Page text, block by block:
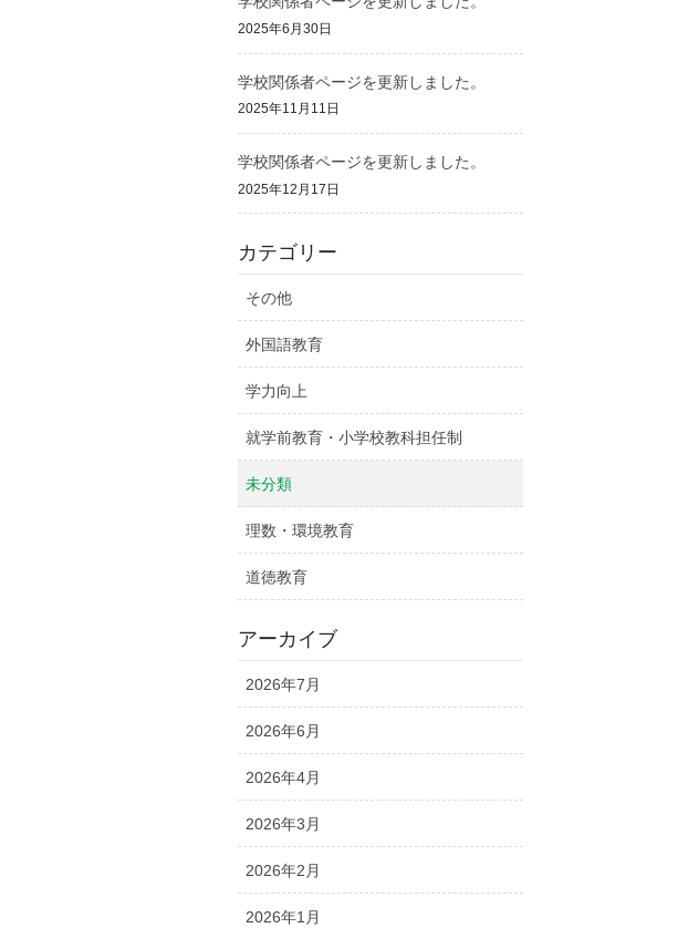
2025年6月30日
学校関係者ページを更新しました。
2025年11月11日
学校関係者ページを更新しました。
2025年12月17日
カテゴリー
その他
外国語教育
学力向上
就学前教育・小学校教科担任制
未分類
理数・環境教育
道徳教育
アーカイブ
2026年7月
2026年6月
2026年4月
2026年3月
2026年2月
2026年1月